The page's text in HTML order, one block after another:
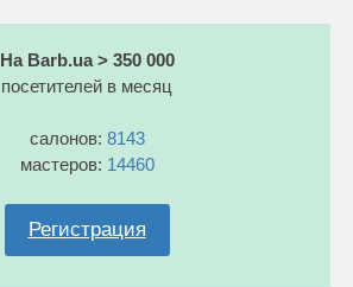
На Barb.ua > 350 000
посетителей в месяц
салонов: 8143
мастеров: 14460
Регистрация